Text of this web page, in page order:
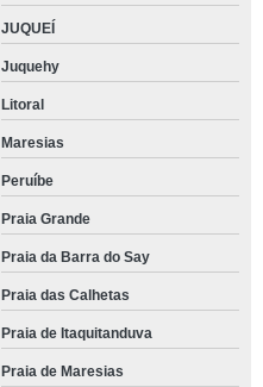
JUQUEÍ
Juquehy
Litoral
Maresias
Peruíbe
Praia Grande
Praia da Barra do Say
Praia das Calhetas
Praia de Itaquitanduva
Praia de Maresias